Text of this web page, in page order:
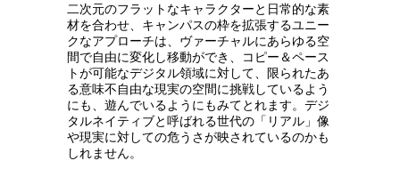
二次元のフラットなキャラクターと日常的な素
材を合わせ、キャンパスの枠を拡張するユニー
クなアプローチは、ヴァーチャルにあらゆる空
間で自由に変化し移動ができ、コピー＆ペース
トが可能なデジタル領域に対して、限られたあ
る意味不自由な現実の空間に挑戦しているよう
にも、遊んでいるようにもみてとれます。デジ
タルネイティブと呼ばれる世代の「リアル」像
や現実に対しての危うさが映されているのかも
しれません。